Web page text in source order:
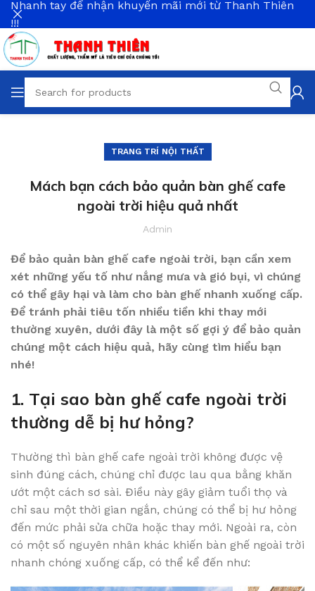
TRANG TRÍ NỘI THẤT
Mách bạn cách bảo quản bàn ghế cafe
ngoài trời hiệu quả nhất
Admin
Để bảo quản bàn ghế cafe ngoài trời, bạn cần xem
xét những yếu tố như nắng mưa và gió bụi, vì chúng
có thể gây hại và làm cho bàn ghế nhanh xuống cấp.
Để tránh phải tiêu tốn nhiều tiền khi thay mới
thường xuyên, dưới đây là một số gợi ý để bảo quản
chúng một cách hiệu quả, hãy cùng tìm hiểu bạn
nhé!
1. Tại sao bàn ghế cafe ngoài trời
thường dễ bị hư hỏng?
Thường thì bàn ghế cafe ngoài trời không được vệ
sinh đúng cách, chúng chỉ được lau qua bằng khăn
ướt một cách sơ sài. Điều này gây giảm tuổi thọ và
chỉ sau một thời gian ngắn, chúng có thể bị hư hỏng
đến mức phải sửa chữa hoặc thay mới. Ngoài ra, còn
có một số nguyên nhân khác khiến bàn ghế ngoài trời
nhanh chóng xuống cấp, có thể kể đến như:
Nhanh tay để nhận khuyến mãi mới từ Thanh Thiên
!!!